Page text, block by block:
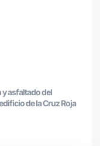
asfaltado del
de la Cruz Roja